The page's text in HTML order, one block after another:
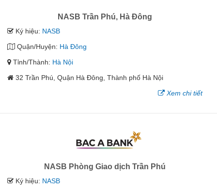
NASB Trần Phú, Hà Đông
Ký hiệu: NASB
Quận/Huyện: Hà Đông
Tỉnh/Thành: Hà Nội
32 Trần Phú, Quận Hà Đông, Thành phố Hà Nội
Xem chi tiết
NASB Phòng Giao dịch Trần Phú
Ký hiệu: NASB